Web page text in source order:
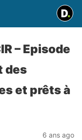
– Episode
des
et prêts à
6 ans ago